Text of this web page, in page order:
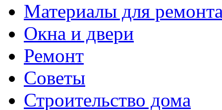
Материалы для
Окна и двери
Ремонт
Советы
Строительство дома